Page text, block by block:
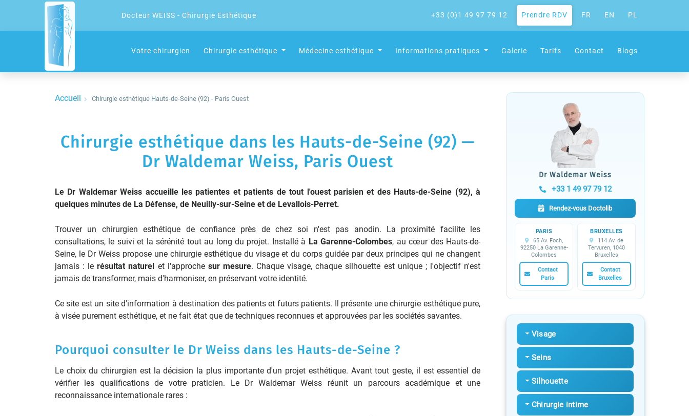
Docteur WEISS - Chirurgie Esthétique +33 (0)1 49 97 79 12 Prendre RDV FR EN PL
Votre chirurgien Chirurgie esthétique Médecine esthétique Informations pratiques Galerie Tarifs Contact Blogs
Accueil Chirurgie esthétique Hauts-de-Seine (92) - Paris Ouest
Chirurgie esthétique dans les Hauts-de-Seine (92) —
Dr Waldemar Weiss, Paris Ouest
Le Dr Waldemar Weiss accueille les patientes et patients de tout l'ouest parisien et des Hauts-de-Seine (92), à
quelques minutes de La Défense, de Neuilly-sur-Seine et de Levallois-Perret.
Trouver un chirurgien esthétique de confiance près de chez soi n'est pas anodin. La proximité facilite les
consultations, le suivi et la sérénité tout au long du projet. Installé à La Garenne-Colombes, au cœur des Hauts-de-
Seine, le Dr Weiss propose une chirurgie esthétique du visage et du corps guidée par deux principes qui ne changent
jamais : lerésultat naturel et l'approche sur mesure. Chaque visage, chaque silhouette est unique ; l'objectif n'est
jamais de transformer, mais d'harmoniser, en préservant votre identité.
Ce site est un site d'information à destination des patients et futurs patients. Il présente une chirurgie esthétique pure,
à visée purement esthétique, et ne fait état que de techniques reconnues et approuvées par les sociétés savantes.
Pourquoi consulter le Dr Weiss dans les Hauts-de-Seine ?
Le choix du chirurgien est la décision la plus importante d'un projet esthétique. Avant tout geste, il est essentiel de
vérifier les qualifications de votre praticien. Le Dr Waldemar Weiss réunit un parcours académique et une
reconnaissance internationale rares :
Dr Waldemar Weiss
+33 1 49 97 79 12
Rendez-vous Doctolib
PARIS
65 Av. Foch,
92250 La Garenne-
Colombes
Contact
Paris
BRUXELLES
114 Av. de
Tervuren, 1040
Bruxelles
Contact
Bruxelles
Visage
Seins
Silhouette
Chirurgie intime